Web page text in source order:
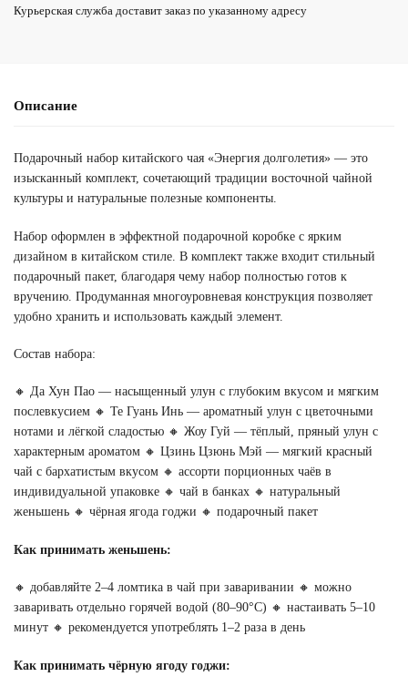
Курьерская служба доставит заказ по указанному адресу
Описание
Подарочный набор китайского чая «Энергия долголетия» — это
изысканный комплект, сочетающий традиции восточной чайной
культуры и натуральные полезные компоненты.
Набор оформлен в эффектной подарочной коробке с ярким
дизайном в китайском стиле. В комплект также входит стильный
подарочный пакет, благодаря чему набор полностью готов к
вручению. Продуманная многоуровневая конструкция позволяет
удобно хранить и использовать каждый элемент.
Состав набора:
🔸 Да Хун Пао — насыщенный улун с глубоким вкусом и мягким
послевкусием 🔸 Те Гуань Инь — ароматный улун с цветочными
нотами и лёгкой сладостью 🔸 Жоу Гуй — тёплый, пряный улун с
характерным ароматом 🔸 Цзинь Цзюнь Мэй — мягкий красный
чай с бархатистым вкусом 🔸 ассорти порционных чаёв в
индивидуальной упаковке 🔸 чай в банках 🔸 натуральный
женьшень 🔸 чёрная ягода годжи 🔸 подарочный пакет
Как принимать женьшень:
🔸 добавляйте 2–4 ломтика в чай при заваривании 🔸 можно
заваривать отдельно горячей водой (80–90°C) 🔸 настаивать 5–10
минут 🔸 рекомендуется употреблять 1–2 раза в день
Как принимать чёрную ягоду годжи: